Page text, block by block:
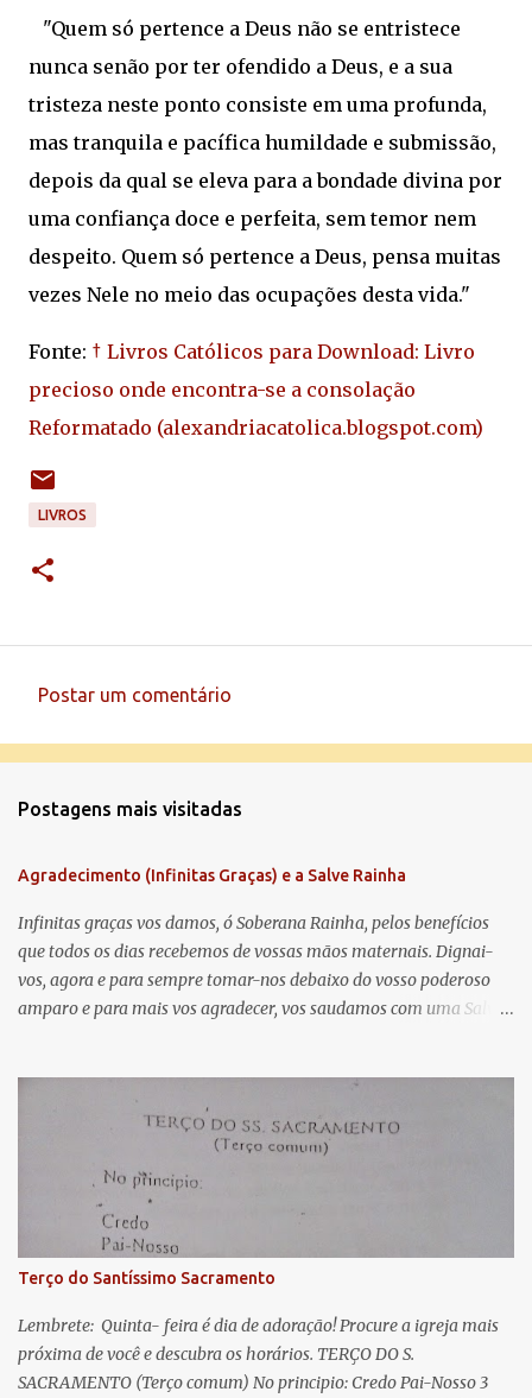
"Quem só pertence a Deus não se entristece
nunca senão por ter ofendido a Deus, e a sua
tristeza neste ponto consiste em uma profunda,
mas tranquila e pacífica humildade e submissão,
depois da qual se eleva para a bondade divina por
uma confiança doce e perfeita, sem temor nem
despeito. Quem só pertence a Deus, pensa muitas
vezes Nele no meio das ocupações desta vida."
Fonte: † Livros Católicos para Download: Livro
precioso onde encontra-se a consolação
Reformatado (alexandriacatolica.blogspot.com)
LIVROS
e
t
á
r
i
o
Postar um comentário
Postagens mais visitadas
Agradecimento (Infinitas Graças) e a Salve Rainha
Infinitas graças vos damos, ó Soberana Rainha, pelos benefícios
que todos os dias recebemos de vossas mãos maternais. Dignai-
vos, agora e para sempre tomar-nos debaixo do vosso poderoso
amparo e para mais vos agradecer, vos saudamos com uma Salve
lágrimas. Eia, pois, Advogada nossa, estes vossos olhos
misericordiosos a nós volvei, e depois deste desterro, mostrai-nos
Jesus. Bendito é o fruto do vosso ventre, ó clemente, ó piedosa, ó
doce e sempre Virgem Maria. Rogai por nós Santa Mãe de Deus.
Para que sejamos dignos das promessas de Cristo. Amém.
Terço do Santíssimo Sacramento
Lembrete: Quinta- feira é dia de adoração! Procure a igreja mais
próxima de você e descubra os horários. TERÇO DO S.
SACRAMENTO (Terço comum) No principio: Credo Pai-Nosso 3